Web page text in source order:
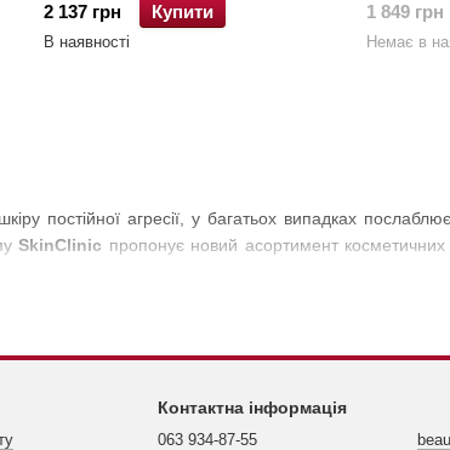
постійної агресії, у багатьох випадках
SkinClinic пропонує новий асортимент косметичних
2 137 грн
Купити
В наявності
1 849 грн
Немає в
Контактна інформація
063 934-87-55